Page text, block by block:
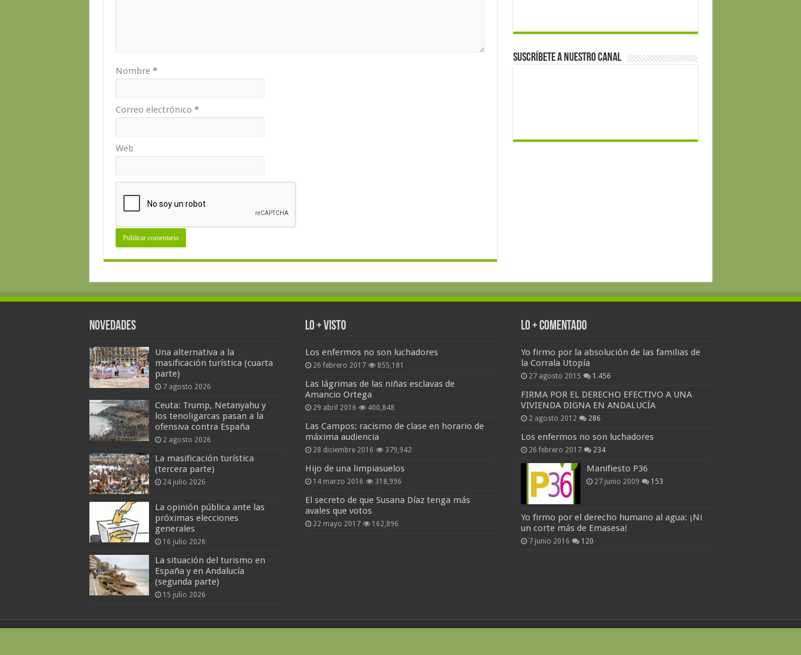
Nombre *
Correo electrónico *
Web
Suscríbete a nuestro canal
Novedades
Una alternativa a la
masificación turística (cuarta
parte)
7 agosto 2026
Ceuta: Trump, Netanyahu y
los tenoligarcas pasan a la
ofensiva contra España
2 agosto 2026
La masificación turística
(tercera parte)
24 julio 2026
La opinión pública ante las
próximas elecciones
generales
16 julio 2026
La situación del turismo en
España y en Andalucía
(segunda parte)
15 julio 2026
Lo + Visto
Los enfermos no son luchadores
26 febrero 2017 855,181
Las lágrimas de las niñas esclavas de
Amancio Ortega
29 abril 2016 400,848
Las Campos: racismo de clase en horario de
máxima audiencia
28 diciembre 2016 379,942
Hijo de una limpiasuelos
14 marzo 2016 318,996
El secreto de que Susana Díaz tenga más
avales que votos
22 mayo 2017 162,896
Lo + Comentado
Yo firmo por la absolución de las familias de
la Corrala Utopía
27 agosto 2015 1.456
FIRMA POR EL DERECHO EFECTIVO A UNA
VIVIENDA DIGNA EN ANDALUCÍA
2 agosto 2012 286
Los enfermos no son luchadores
26 febrero 2017 234
Manifiesto P36
27 junio 2009 153
Yo firmo por el derecho humano al agua: ¡Ni
un corte más de Emasesa!
7 junio 2016 120